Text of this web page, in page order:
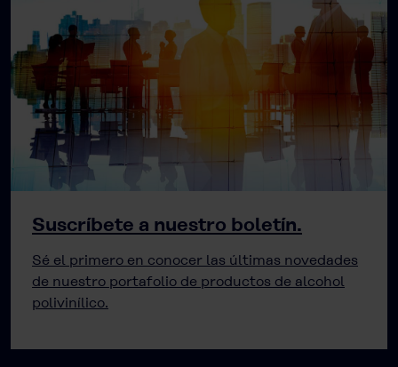
Suscríbete a nuestro boletín.
Sé el primero en conocer las últimas novedades
de nuestro portafolio de productos de alcohol
polivinílico.